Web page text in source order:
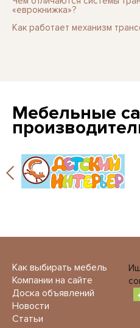
«еврокнижка»?
Как работает механизм
Мебельные
Как выбирать мебель
Компании на сайте
Доска объявлений
Новости
Статьи